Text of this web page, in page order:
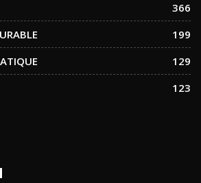
366
199
129
123